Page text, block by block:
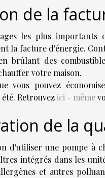
de la
les plus
la facture d'énergie.
brûlant des
votre maison.
vous pouvez
Retrouvezici - même
de la
d'utiliser une pompe à
intégrés dans les
et autres